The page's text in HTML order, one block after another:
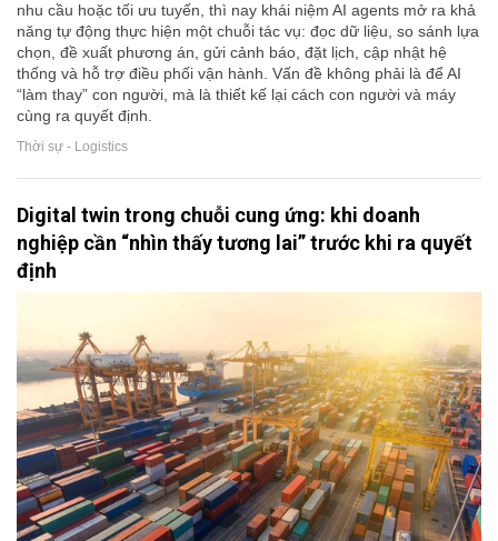
nhu cầu hoặc tối ưu tuyến, thì nay khái niệm AI agents mở ra khả
năng tự động thực hiện một chuỗi tác vụ: đọc dữ liệu, so sánh lựa
chọn, đề xuất phương án, gửi cảnh báo, đặt lịch, cập nhật hệ
thống và hỗ trợ điều phối vận hành. Vấn đề không phải là để AI
“làm thay” con người, mà là thiết kế lại cách con người và máy
cùng ra quyết định.
Thời sự - Logistics
Digital twin trong chuỗi cung ứng: khi doanh
nghiệp cần “nhìn thấy tương lai” trước khi ra quyết
định